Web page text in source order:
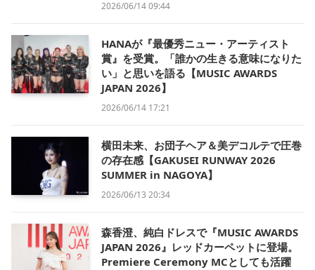
2026/06/14 09:44
HANAが『最優秀ニュー・アーティスト
賞』を受賞。「誰かの生きる意味になりた
い」と思いを語る【MUSIC AWARDS
JAPAN 2026】
2026/06/14 17:21
横田未来、お団子ヘア＆美デコルテで圧巻
の存在感【GAKUSEI RUNWAY 2026
SUMMER in NAGOYA】
2026/06/13 20:34
森香澄、純白ドレスで『MUSIC AWARDS
JAPAN 2026』レッドカーペットに登場。
Premiere Ceremony MCとしても活躍